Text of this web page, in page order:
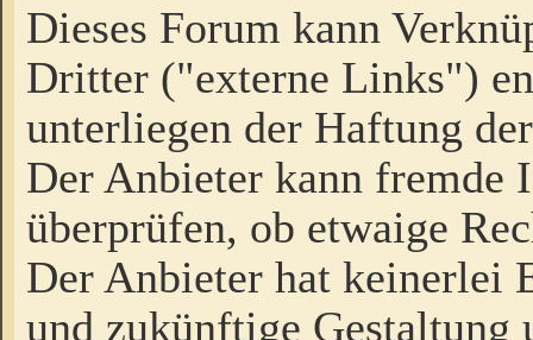
Dieses Forum kann
Dritter ("externe Links")
unterliegen der Haftung
Der Anbieter kann fremde
überprüfen, ob etwaige
Der Anbieter hat keinerlei
und zukünftige Gestaltung